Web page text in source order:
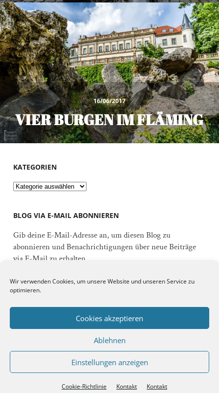
Wir verwenden Cookies, um unsere Website und unseren Service zu
optimieren.
Cookies akzeptieren
Ablehnen
Einstellungen anzeigen
Cookie-Richtlinie Kontakt Kontakt
16/06/2017
VIER BURGEN IM FLÄMING
KATEGORIEN
Kategorien
BLOG VIA E-MAIL ABONNIEREN
Gib deine E-Mail-Adresse an, um diesen Blog zu
abonnieren und Benachrichtigungen über neue Beiträge
via E-Mail zu erhalten.
Mail-
Adresse
Schließe dich 92 anderen Abonnenten an
DER BRANDENBLOG